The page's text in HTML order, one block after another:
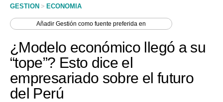
Perú
Política
Tu Dinero
GESTION > ECONOMIA
AñadirGestión como fuente preferida en
¿Modelo económico llegó a su
“tope”? Esto dice el
empresariado sobre el futuro
del Perú